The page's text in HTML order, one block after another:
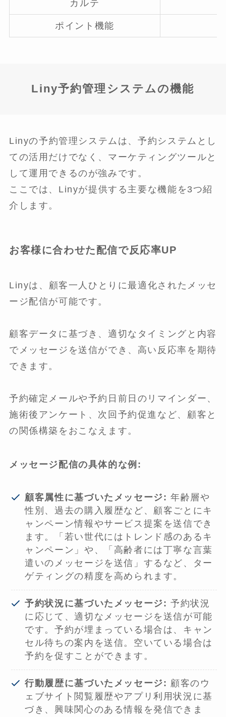
カルテ
ポイント機能
Liny予約管理システムの機能
Linyの予約管理システムは、予約システムとし
ての活用だけでなく、マーケティングツールと
して運用できるのが強みです。
ここでは、Linyが提供する主要な機能を3つ紹
介します。
お客様に合わせた配信で反応率UP
Linyは、顧客一人ひとりに最適化されたメッセ
ージ配信が可能です。
顧客データに基づき、適切なタイミングと内容
でメッセージを送信ができ、高い反応率を期待
できます。
予約確定メールや予約日前日のリマインダー、
施術後アンケート、次回予約促進など、顧客と
の関係構築をおこなえます。
メッセージ配信の具体的な例:
顧客属性に基づいたメッセージ: 年齢層や
性別、過去の購入履歴など、顧客ごとにキ
ャンペーン情報やサービス提案を送信でき
ます。「若い世代にはトレンド感のあるキ
ャンペーン」や、「高齢者には丁寧な言葉
遣いのメッセージを送信」するなど、ター
ゲティングの精度を高められます。
予約状況に基づいたメッセージ: 予約状況
に応じて、適切なメッセージを送信が可能
です。予約が埋まっている場合は、キャン
セル待ちの案内を送信。空いている場合は
予約を促すことができます。
行動履歴に基づいたメッセージ: 顧客のウ
ェブサイト閲覧履歴やアプリ利用状況に基
づき、興味関心のある情報を発信できま